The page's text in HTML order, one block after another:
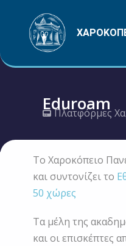
περιεχόμενο
Eduroam
Πλατφόρμες
Το Χαροκόπειο
και συντονίζει το
50 χώρες
Τα μέλη της
και οι επισκέπτες